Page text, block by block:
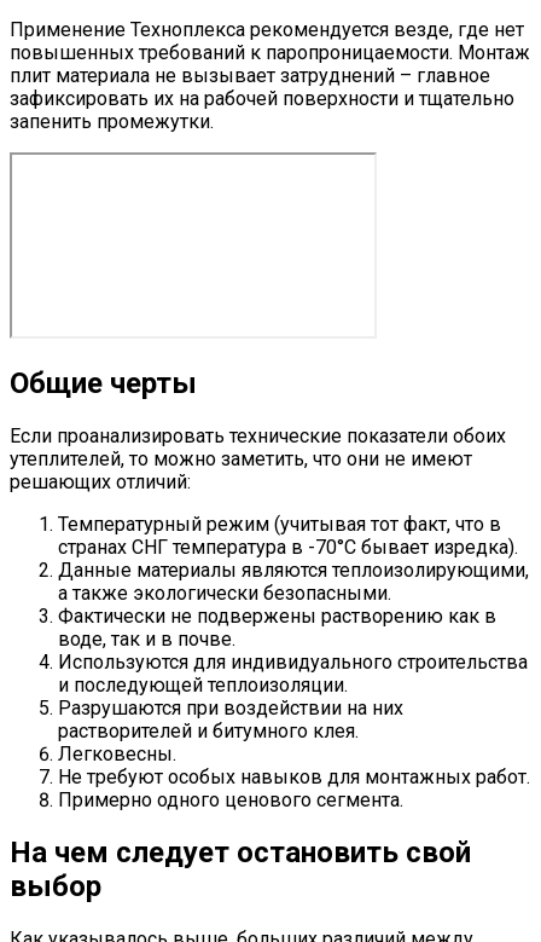
Применение Техноплекса рекомендуется везде, где нет
повышенных требований к паропроницаемости. Монтаж
плит материала не вызывает затруднений – главное
зафиксировать их на рабочей поверхности и тщательно
запенить промежутки.
Общие черты
Если проанализировать технические показатели обоих
утеплителей, то можно заметить, что они не имеют
решающих отличий:
Температурный режим (учитывая тот факт, что в
странах СНГ температура в -70°С бывает изредка).
Данные материалы являются теплоизолирующими,
а также экологически безопасными.
Фактически не подвержены растворению как в
воде, так и в почве.
Используются для индивидуального строительства
и последующей теплоизоляции.
Разрушаются при воздействии на них
растворителей и битумного клея.
Легковесны.
Не требуют особых навыков для монтажных работ.
Примерно одного ценового сегмента.
На чем следует остановить свой
выбор